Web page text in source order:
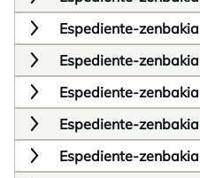
Espediente-zenbakia
Espediente-zenbakia
Espediente-zenbakia
Espediente-zenbakia
Espediente-zenbakia